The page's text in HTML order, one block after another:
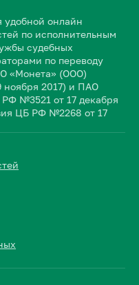
удобной онлайн
по исполнительным
судебных
по переводу
«Монета» (ООО)
2017) и ПАО
№3521 от 17 декабря
ЦБ РФ №2268 от 17